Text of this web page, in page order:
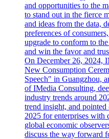
and opportunities to the
to stand out in the fierce
and ideas from the data,
preferences of
upgrade to conform to
and win the favor and
On December 26, 2024,
New Consumption
Speech" in Guangzhou,
of IMedia Consulting,
industry trends around
trend insight, and
2025 for enterprises with
global economic
discuss the way forward